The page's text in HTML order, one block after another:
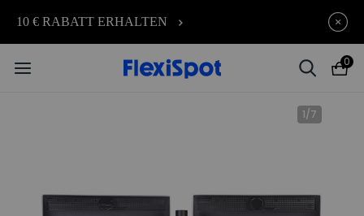
Early-Bird-Angebot für E7, C7, Lotus, PortaGo und Belli
0
1/7
10 € RABATT ERHALTEN